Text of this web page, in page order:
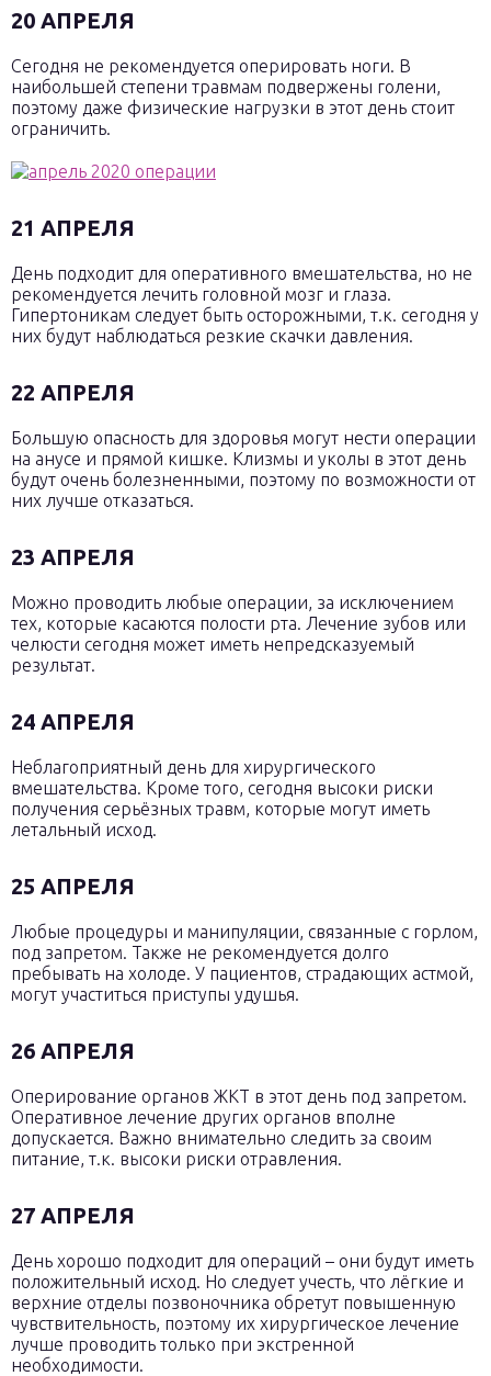
20 АПРЕЛЯ
Сегодня не рекомендуется оперировать ноги. В
наибольшей степени травмам подвержены голени,
поэтому даже физические нагрузки в этот день стоит
ограничить.
21 АПРЕЛЯ
День подходит для оперативного вмешательства, но не
рекомендуется лечить головной мозг и глаза.
Гипертоникам следует быть осторожными, т.к. сегодня у
них будут наблюдаться резкие скачки давления.
22 АПРЕЛЯ
Большую опасность для здоровья могут нести операции
на анусе и прямой кишке. Клизмы и уколы в этот день
будут очень болезненными, поэтому по возможности от
них лучше отказаться.
23 АПРЕЛЯ
Можно проводить любые операции, за исключением
тех, которые касаются полости рта. Лечение зубов или
челюсти сегодня может иметь непредсказуемый
результат.
24 АПРЕЛЯ
Неблагоприятный день для хирургического
вмешательства. Кроме того, сегодня высоки риски
получения серьёзных травм, которые могут иметь
летальный исход.
25 АПРЕЛЯ
Любые процедуры и манипуляции, связанные с горлом,
под запретом. Также не рекомендуется долго
пребывать на холоде. У пациентов, страдающих астмой,
могут участиться приступы удушья.
26 АПРЕЛЯ
Оперирование органов ЖКТ в этот день под запретом.
Оперативное лечение других органов вполне
допускается. Важно внимательно следить за своим
питание, т.к. высоки риски отравления.
27 АПРЕЛЯ
День хорошо подходит для операций – они будут иметь
положительный исход. Но следует учесть, что лёгкие и
верхние отделы позвоночника обретут повышенную
чувствительность, поэтому их хирургическое лечение
лучше проводить только при экстренной
необходимости.